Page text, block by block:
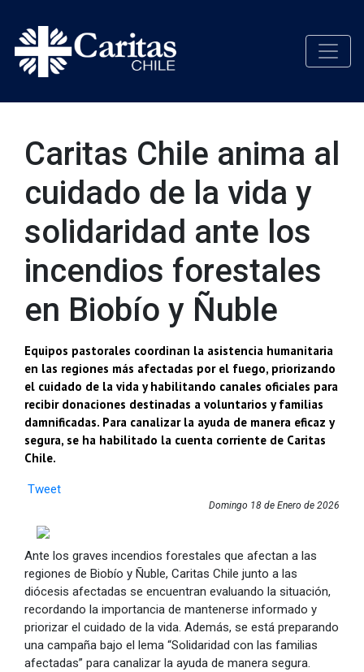
Caritas Chile anima al
cuidado de la vida y
solidaridad ante los
incendios forestales
en Biobío y Ñuble
Equipos pastorales coordinan la asistencia humanitaria
en las regiones más afectadas por el fuego, priorizando
el cuidado de la vida y habilitando canales oficiales para
recibir donaciones destinadas a voluntarios y familias
damnificadas. Para canalizar la ayuda de manera eficaz y
segura, se ha habilitado la cuenta corriente de Caritas
Chile.
Tweet
Domingo 18 de Enero de 2026
Ante los graves incendios forestales que afectan a las
regiones de Biobío y Ñuble, Caritas Chile junto a las
diócesis afectadas se encuentran evaluando la situación,
recordando la importancia de mantenerse informado y
priorizar el cuidado de la vida. Además, se está preparando
una campaña bajo el lema “Solidaridad con las familias
afectadas” para canalizar la ayuda de manera segura.